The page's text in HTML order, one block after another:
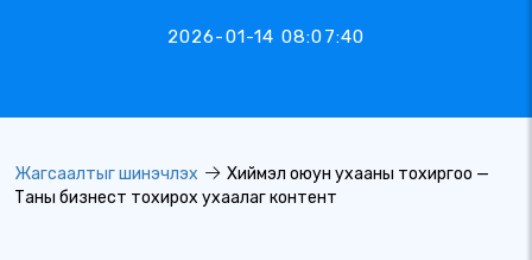
2026-01-14 08:07:40
Жагсаалтыг шинэчлэх
Хиймэл оюун ухааны тохиргоо —
Таны бизнест тохирох ухаалаг контент